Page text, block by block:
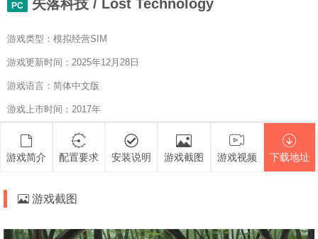
PC 失落科技 / Lost Technology
游戏类型：模拟经营SIM
游戏更新时间：2025年12月28日
游戏语言：简体中文版
游戏上市时间：2017年
游戏简介 配置要求 安装说明 游戏截图 游戏视频 下载地址
游戏截图